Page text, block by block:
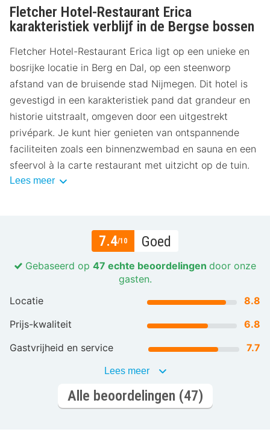
Fletcher Hotel-Restaurant Erica
karakteristiek verblijf in de Bergse bossen
Fletcher Hotel-Restaurant Erica ligt op een unieke en
bosrijke locatie in Berg en Dal, op een steenworp
afstand van de bruisende stad Nijmegen. Dit hotel is
gevestigd in een karakteristiek pand dat grandeur en
historie uitstraalt, omgeven door een uitgestrekt
privépark. Je kunt hier genieten van ontspannende
faciliteiten zoals een binnenzwembad en sauna en een
sfeervol à la carte restaurant met uitzicht op de tuin.
Lees meer
7.4/10 Goed
Gebaseerd op 47 echte beoordelingen door onze
gasten.
Locatie
8.8
Prijs-kwaliteit
6.8
Gastvrijheid en service
7.7
Lees meer
Alle beoordelingen (47)